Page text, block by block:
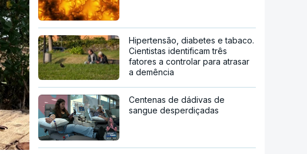
Hipertensão, diabetes e tabaco.
Cientistas identificam três
fatores a controlar para atrasar
a demência
Centenas de dádivas de
sangue desperdiçadas